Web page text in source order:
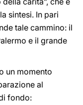
sintesi. In pari
tale cammino: il
e il grande
un momento
al
fondo: